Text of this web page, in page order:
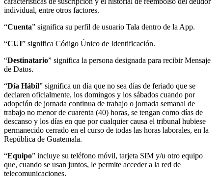
individual, entre otros factores.
“Cuenta” significa su perfil de usuario Tala dentro de la App.
“CUI” significa Código Único de Identificación.
“Destinatario” significa la persona designada para recibir Mensaje
de Datos.
“Día Hábil” significa un día que no sea días de feriado que se
declaren oficialmente, los domingos y los sábados cuando por
adopción de jornada continua de trabajo o jornada semanal de
trabajo no menor de cuarenta (40) horas, se tengan como días de
descanso y los días en que por cualquier causa el tribunal hubiese
permanecido cerrado en el curso de todas las horas laborales, en la
República de Guatemala.
“Equipo” incluye su teléfono móvil, tarjeta SIM y/u otro equipo
que, cuando se usan juntos, le permite acceder a la red de
telecomunicaciones.